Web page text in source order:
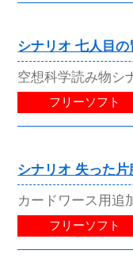
シナリオ 七人目
空想科学読み物シ
フリーソフト
シナリオ 失った
カードワース用追
フリーソフト